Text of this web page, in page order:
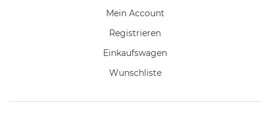
Mein Account
Registrieren
Einkaufswagen
Wunschliste